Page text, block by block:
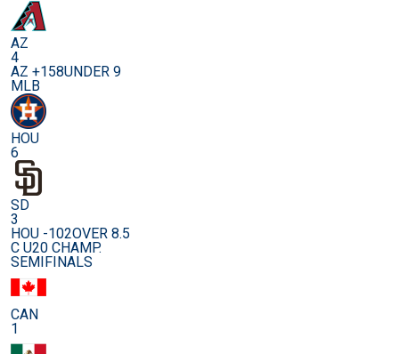
AZ
4
AZ +158UNDER 9
MLB
HOU
6
SD
3
HOU -102OVER 8.5
C U20 CHAMP.
SEMIFINALS
CAN
1